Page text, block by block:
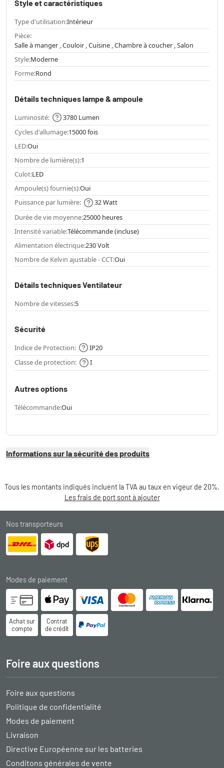
Style et caractéristiques
Type d'utilisation:Intérieur
Pièce:
Salle à manger , Couloir , Cuisine , Chambre à coucher , Salon
Style:Moderne
Forme:Rond
Détails techniques lampe & ampoule
Luminosité:
3780 Lumen
Cycles d'allumage:15000 fois
LED:Oui
Nombre de lumière(s):1
Culot:LED
Ampoule(s) fournie(s):Oui
Puissance par lumière:
32 Watt
Durée de vie moyenne:25000 heures
Intensité variable:Télécommande (incluse)
Alimentation électrique:230 Volt
Nombre de Kelvin ajustable - CCT:Oui
Détails techniques Ventilateur
Nombre de vitesses:5
Sécurité
Indice de Protection:
IP20
Classe de protection:
I
Autres options
Télécommande:Oui
Informations sur la sécurité des produits
Tous les montants indiqués incluent la TVA au taux en vigeur de 20%.
Les frais de port sont à ajouter
Nos transporteurs
Modes de paiement
Achat sur
compte
Contrat
de crédit
Foire aux questions
Foire aux questions
Politique de confidentialité
Modes de paiement
Livraison
Directive Européenne sur les batteries
Conditons générales de vente